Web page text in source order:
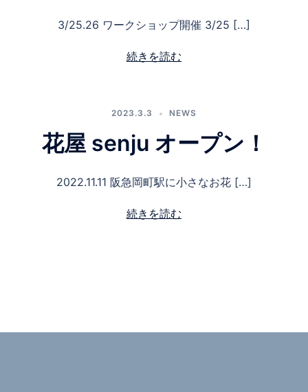
3/25.26 ワークショップ開催 3/25 […]
続きを読む
2023.3.3 NEWS
花屋 senju オープン！
2022.11.11 阪急岡町駅に小さなお花 […]
続きを読む